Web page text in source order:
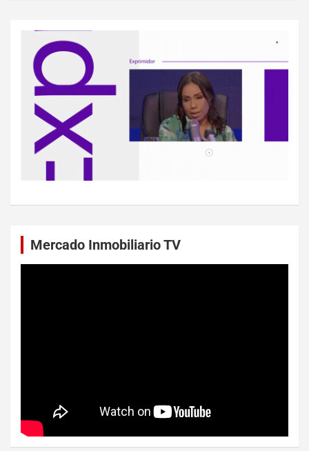
Mercado Inmobiliario TV